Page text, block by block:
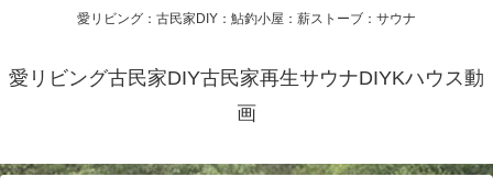
愛リビング：古民家DIY：鮎釣小屋：薪ストーブ：サウナ
愛リビング古民家DIY古民家再生サウナDIYKハウス動
画